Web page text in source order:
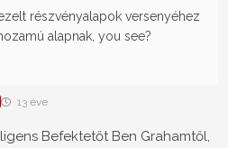
részvényalapok versenyéhez
alapnak, you see?
13 éve
Befektetőt Ben Grahamtől,